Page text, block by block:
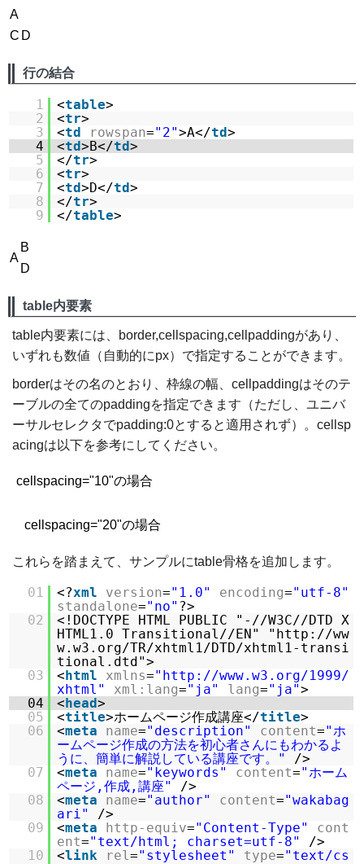
A
C D
行の結合
1 <table>
2
<tr>
3
<td rowspan="2">A</td>
4
<td>B</td>
5
</tr>
6
<tr>
7
<td>D</td>
8
</tr>
9
</table>
A
B
D
table内要素
table内要素には、border,cellspacing,cellpaddingがあり、
いずれも数値（自動的にpx）で指定することができます。
borderはその名のとおり、枠線の幅、cellpaddingはそのテ
ーブルの全てのpaddingを指定できます（ただし、ユニバ
ーサルセレクタでpadding:0とすると適用されず）。cellsp
acingは以下を参考にしてください。
cellspacing="10"の場合
cellspacing="20"の場合
これらを踏まえて、サンプルにtable骨格を追加します。
01 <?xml version="1.0" encoding="utf-8"
standalone="no" ?>
02
<!DOCTYPE HTML PUBLIC "-//W3C//DTD X
HTML1.0 Transitional//EN" "http://ww
w.w3.org/TR/xhtml1/DTD/xhtml1-transi
tional.dtd">
03
<html xmlns="http://www.w3.org/1999/
xhtml"
xml:lang="ja" lang="ja">
04
<head>
05
<title>ホームページ作成講座</title>
06
<meta name="description" content="ホ
ームページ作成の方法を初心者さんにもわかるよ
うに、簡単に解説している講座です。"
/>
07
<meta name="keywords" content="ホーム
ページ,作成,講座"
/>
08
<meta name="author" content="wakabag
ari"
/>
09
<meta http-equiv="Content-Type"
cont
ent="text/html; charset=utf-8"
/>
10
<link rel ="stylesheet" type="text/cs